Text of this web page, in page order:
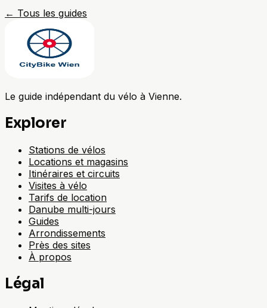
← Tous les guides
Le guide indépendant du vélo à Vienne.
Explorer
Stations de vélos
Locations et magasins
Itinéraires et circuits
Visites à vélo
Tarifs de location
Danube multi-jours
Guides
Arrondissements
Près des sites
À propos
Légal